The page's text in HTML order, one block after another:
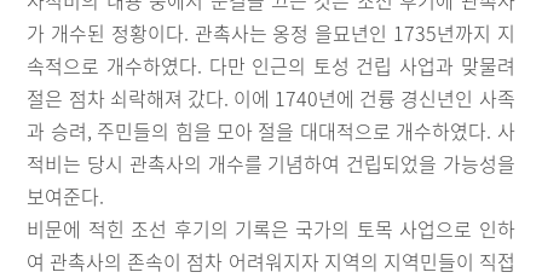
가 개수된 정황이다. 관촉사는 옹정 을묘년인 1735년까지 지
속적으로 개수하였다. 다만 인근의 토성 건립 사업과 맞물려
절은 점차 쇠락해져 갔다. 이에 1740년에 건륭 경신년인 사족
과 승려, 주민들의 힘을 모아 절을 대대적으로 개수하였다. 사
적비는 당시 관촉사의 개수를 기념하여 건립되었을 가능성을
보여준다.
비문에 적힌 조선 후기의 기록은 국가의 토목 사업으로 인하
여 관촉사의 존속이 점차 어려워지자 지역의 지역민들이 직접